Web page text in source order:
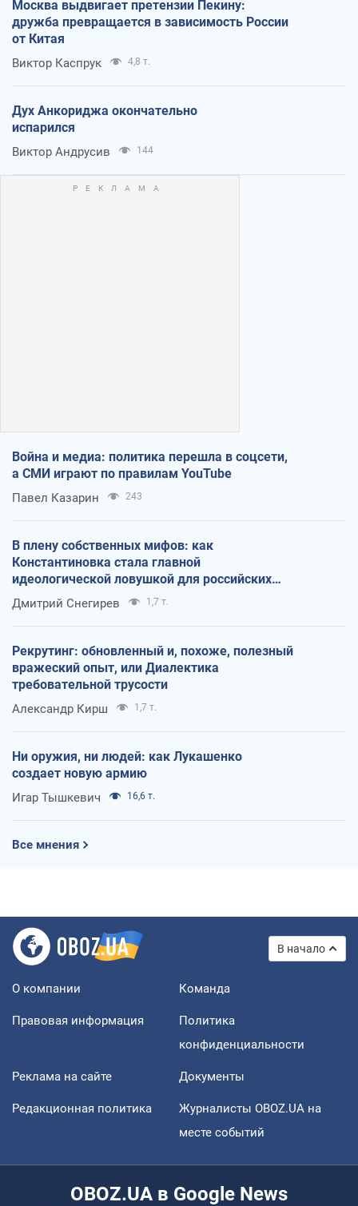
Москва выдвигает претензии Пекину:
дружба превращается в зависимость России
от Китая
Виктор Каспрук 4,8 т.
Дух Анкориджа окончательно
испарился
Виктор Андрусив 144
Война и медиа: политика перешла в соцсети,
а СМИ играют по правилам YouTube
Павел Казарин 243
В плену собственных мифов: как
Константиновка стала главной
идеологической ловушкой для российских
оккупантов
Дмитрий Снегирев 1,7 т.
Рекрутинг: обновленный и, похоже, полезный
вражеский опыт, или Диалектика
требовательной трусости
Александр Кирш 1,7 т.
Ни оружия, ни людей: как Лукашенко
создает новую армию
Игар Тышкевич 16,6 т.
Все мнения
В начало
О компании Команда
Правовая информация
Политика
конфиденциальности
Реклама на сайте Документы
Редакционная политика
Журналисты OBOZ.UA на
месте событий
OBOZ.UA в Google News